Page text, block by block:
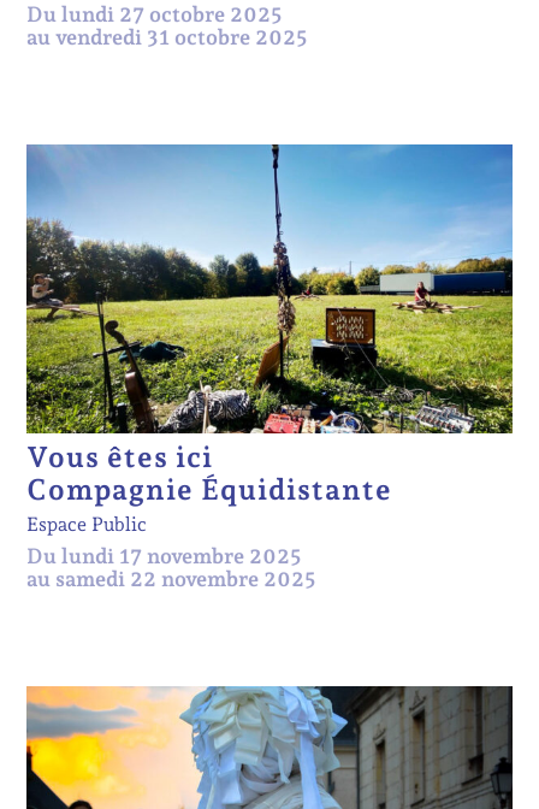
Du lundi 27 octobre 2025
au vendredi 31 octobre 2025
Vous êtes ici
Compagnie Équidistante
Espace Public
Du lundi 17 novembre 2025
au samedi 22 novembre 2025